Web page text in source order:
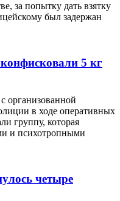
за попытку дать взятку
был задержан
5 кг
организованной
в ходе оперативных
группу, которая
и психотропными
четыре